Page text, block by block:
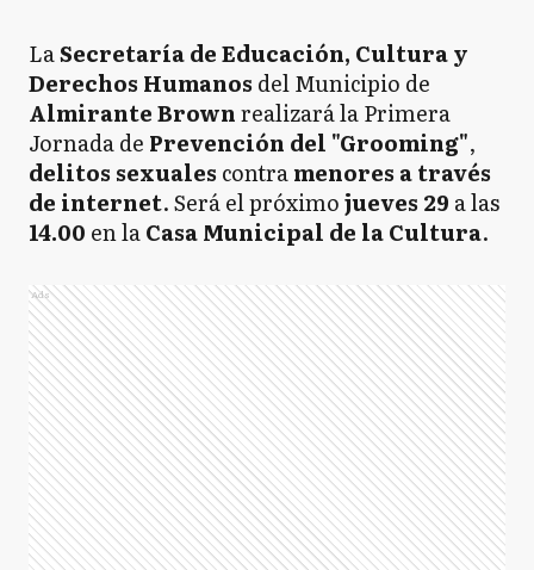
LaSecretaría de Educación, Cultura y
Derechos Humanos del Municipio de
Almirante Brownrealizará la Primera
Jornada de Prevención del "Grooming",
delitos sexuales contramenores a través
de internet. Será el próximojueves 29 a las
14.00 en laCasa Municipal de la Cultura.
Ads